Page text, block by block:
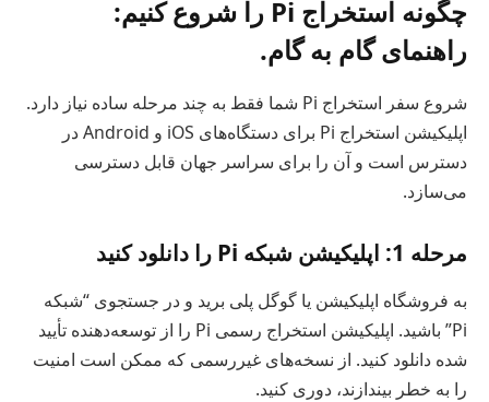
چگونه استخراج Pi را شروع کنیم:
راهنمای گام به گام.
شروع سفر استخراج Pi شما فقط به چند مرحله ساده نیاز دارد.
اپلیکیشن استخراج Pi برای دستگاه‌های iOS و Android در
دسترس است و آن را برای سراسر جهان قابل دسترسی
می‌سازد.
مرحله 1: اپلیکیشن شبکه Pi را دانلود کنید
به فروشگاه اپلیکیشن یا گوگل پلی برید و در جستجوی “شبکه
Pi” باشید. اپلیکیشن استخراج رسمی Pi را از توسعه‌دهنده تأیید
شده دانلود کنید. از نسخه‌های غیررسمی که ممکن است امنیت
را به خطر بیندازند، دوری کنید.